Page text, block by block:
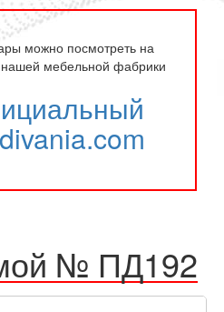
можно посмотреть на
мебельной фабрики
№ ПД192